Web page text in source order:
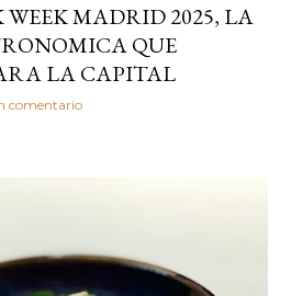
WEEK MADRID 2025, LA
QUE
LA CAPITAL
comentario